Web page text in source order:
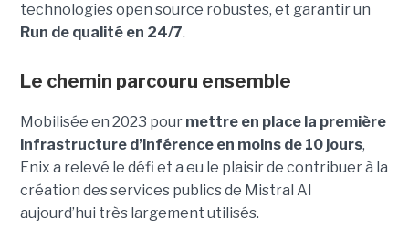
technologies open source robustes, et garantir un
Run de qualité en 24/7.
Le chemin parcouru ensemble
Mobilisée en 2023 pour mettre en place la première
infrastructure d’inférence en moins de 10 jours,
Enix a relevé le défi et a eu le plaisir de contribuer à la
création des services publics de Mistral AI
aujourd’hui très largement utilisés.